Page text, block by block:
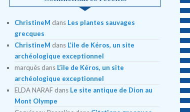
ChristineM dans Les plantes sauvages
grecques
ChristineM dans L’ile de Kéros, un site
archéologique exceptionnel
marquésdans L’ile de Kéros, un site
archéologique exceptionnel
ELDA NARAFdans Le site antique de Dion au
Mont Olympe